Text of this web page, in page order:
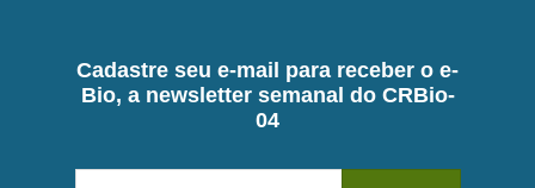
Cadastre seu e-mail para receber o e-
Bio, a newsletter semanal do CRBio-
04